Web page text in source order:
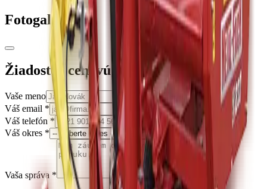
Fotogaléria
Žiadosť o cenovú ponuku
Vaše meno
Váš email *
Váš telefón *
Váš okres *
Vaša správa *